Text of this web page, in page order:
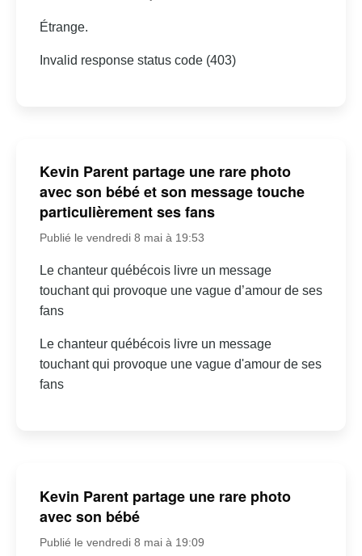
Étrange.
Invalid response status code (403)
Kevin Parent partage une rare photo
avec son bébé et son message touche
particulièrement ses fans
Publié le vendredi 8 mai à 19:53
Le chanteur québécois livre un message
touchant qui provoque une vague d’amour de ses
fans
Le chanteur québécois livre un message
touchant qui provoque une vague d'amour de ses
fans
Kevin Parent partage une rare photo
avec son bébé
Publié le vendredi 8 mai à 19:09